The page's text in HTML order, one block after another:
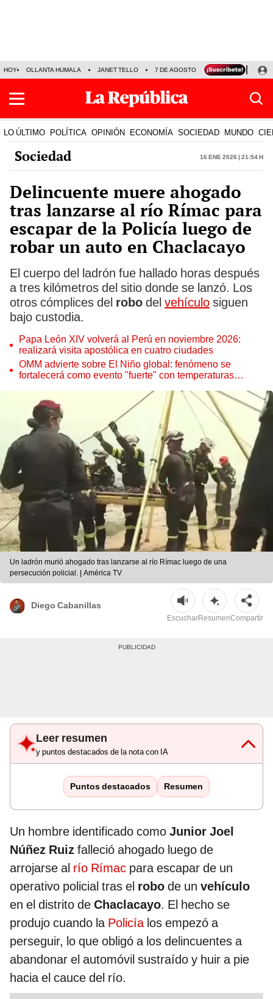
HOY OLLANTA HUMALA JANET TELLO 7 DE AGOSTO TINKA RESULTADOS
LO ÚLTIMO POLÍTICA OPINIÓN ECONOMÍA SOCIEDAD MUNDO
Sociedad 16 Ene 2026 | 21:54 h
Delincuente muere ahogado
tras lanzarse al río Rímac para
escapar de la Policía luego de
robar un auto en Chaclacayo
El cuerpo del ladrón fue hallado horas después
a tres kilómetros del sitio donde se lanzó. Los
otros cómplices del robo del vehículo siguen
bajo custodia.
Papa León XIV volverá al Perú en noviembre 2026:
realizará visita apostólica en cuatro ciudades
OMM advierte sobre El Niño global: fenómeno se
fortalecerá como evento "fuerte" con temperaturas
Un ladrón murió ahogado tras lanzarse al río Rímac luego de una
persecución policial. | América TV
Diego Cabanillas
EscucharResumenCompartir
Leer resumen
y puntos destacados de la nota con IA
Puntos destacados Resumen
Un hombre identificado como Junior Joel
Núñez Ruiz falleció ahogado luego de
arrojarse al río Rímac para escapar de un
operativo policial tras el robo de un vehículo
en el distrito de Chaclacayo. El hecho se
produjo cuando la Policíalos empezó a
perseguir, lo que obligó a los delincuentes a
abandonar el automóvil sustraído y huir a pie
hacia el cauce del río.